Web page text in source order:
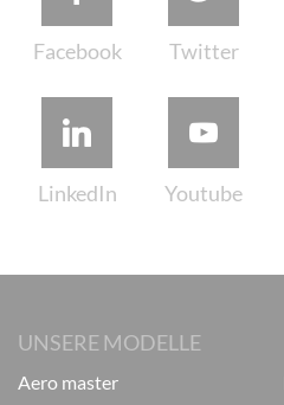
UNSERE MODELLE
aero master